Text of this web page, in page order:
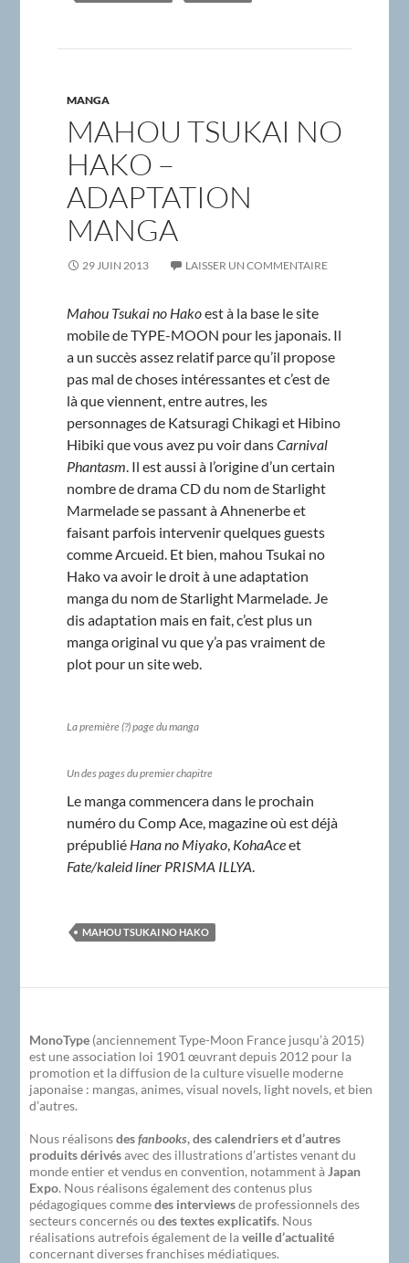
MANGA
MAHOU TSUKAI NO
HAKO –
ADAPTATION
MANGA
29 JUIN 2013 LAISSER UN COMMENTAIRE
Mahou Tsukai no Hakoest à la base le site
mobile de TYPE-MOON pour les japonais. Il
a un succès assez relatif parce qu’il propose
pas mal de choses intéressantes et c’est de
là que viennent, entre autres, les
personnages de Katsuragi Chikagi et Hibino
Hibiki que vous avez pu voir dansCarnival
Phantasm. Il est aussi à l’origine d’un certain
nombre de drama CD du nom de Starlight
Marmelade se passant à Ahnenerbe et
faisant parfois intervenir quelques guests
comme Arcueid. Et bien, mahou Tsukai no
Hako va avoir le droit à une adaptation
manga du nom de Starlight Marmelade. Je
dis adaptation mais en fait, c’est plus un
manga original vu que y’a pas vraiment de
plot pour un site web.
La première (?) page du manga
Un des pages du premier chapitre
Le manga commencera dans le prochain
numéro du Comp Ace, magazine où est déjà
prépublié Hana no Miyako, KohaAceet
Fate/kaleid liner PRISMA ILLYA.
MAHOU TSUKAI NO HAKO
MonoType (anciennement Type-Moon France jusqu’à 2015)
est une association loi 1901 œuvrant depuis 2012 pour la
promotion et la diffusion de la culture visuelle moderne
japonaise : mangas, animes, visual novels, light novels, et bien
d’autres.
Nous réalisonsdesfanbooks, des calendriers et d’autres
produits dérivésavec des illustrations d’artistes venant du
monde entier et vendus en convention, notamment à Japan
Expo. Nous réalisons également des contenus plus
pédagogiques commedes interviewsde professionnels des
secteurs concernés oudes textes explicatifs. Nous
réalisations autrefois également de laveille d’actualité
concernant diverses franchises médiatiques.